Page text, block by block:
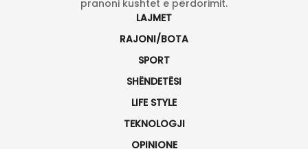
pranoni kushtet e përdorimit.
LAJMET
RAJONI/BOTA
SPORT
SHËNDETËSI
LIFE STYLE
TEKNOLOGJI
OPINIONE